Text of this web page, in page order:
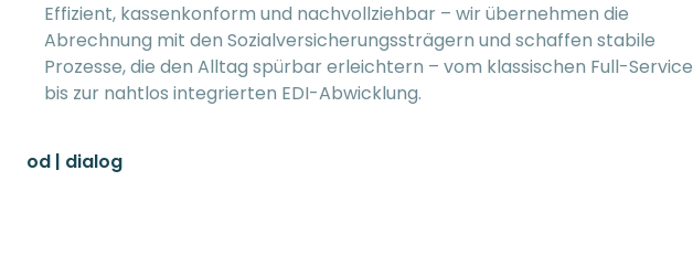
Effizient, kassenkonform und nachvollziehbar – wir übernehmen die
Abrechnung mit den Sozialversicherungssträgern und schaffen stabile
Prozesse, die den Alltag spürbar erleichtern – vom klassischen Full-Service
bis zur nahtlos integrierten EDI-Abwicklung.
od | dialog